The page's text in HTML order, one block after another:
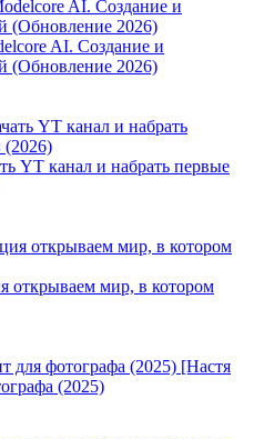
AI. Создание и
(Обновление 2026)
YT канал и набрать первые
открываем мир, в котором
[Настя
(2025)